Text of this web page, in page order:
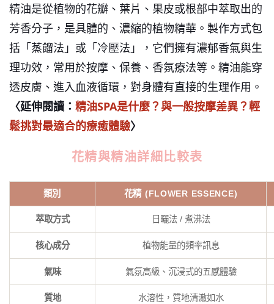
精油是從植物的花瓣、葉片、果皮或根部中萃取出的
芳香分子，是具體的、濃縮的植物精華。製作方式包
括「蒸餾法」或「冷壓法」，它們擁有濃郁香氣與生
理功效，常用於按摩、保養、香氛療法等。精油能穿
透皮膚、進入血液循環，對身體有直接的生理作用。
〈延伸閱讀： 精油SPA是什麼？與一般按摩差異？輕
鬆挑對最適合的療癒體驗〉
花精與精油詳細比較表
類別 花精 (FLOWER ESSENCE)
萃取方式 日曬法 / 煮沸法
核心成分 植物能量的頻率訊息
氣味 氣氛高級、沉浸式的五感體驗
質地 水溶性，質地清澈如水